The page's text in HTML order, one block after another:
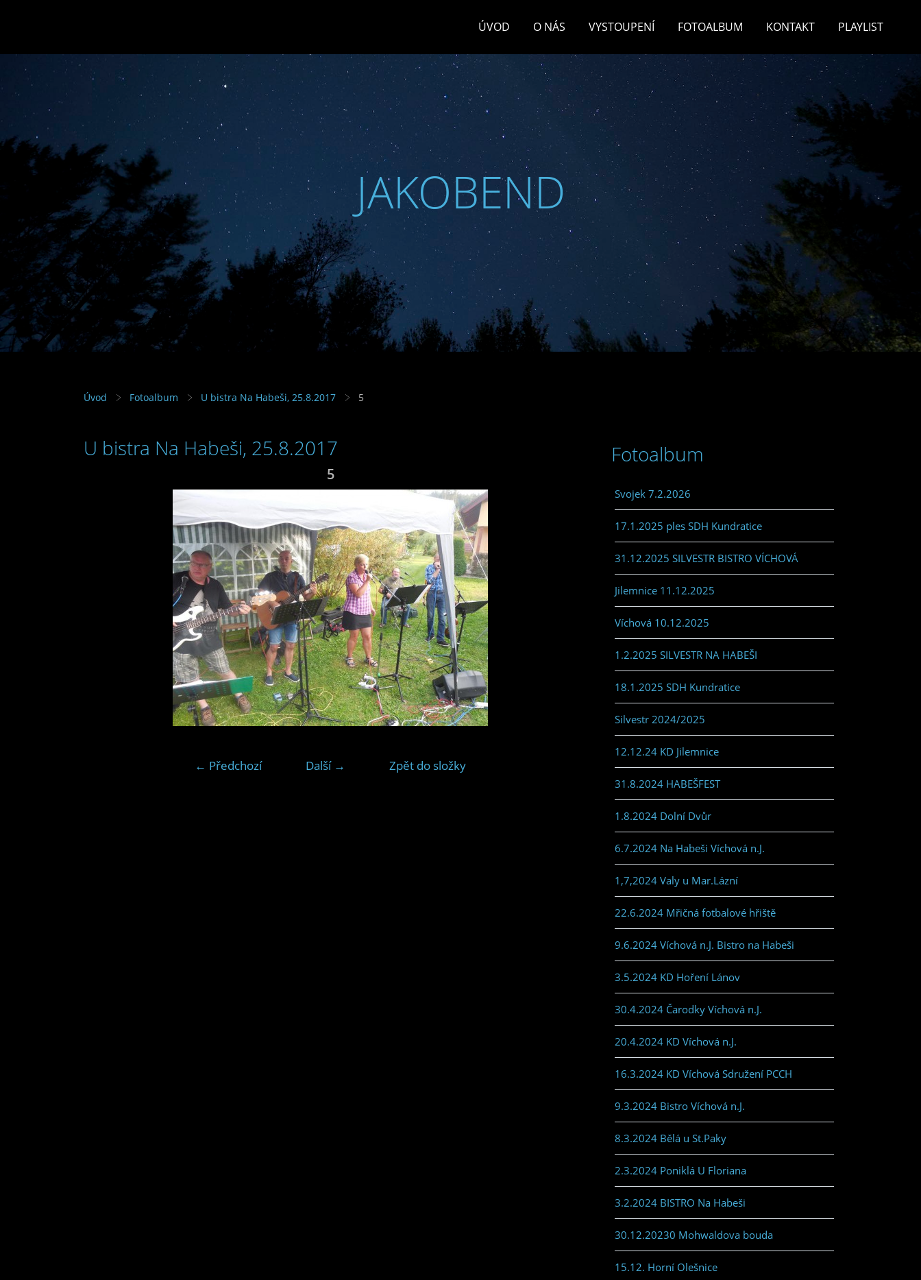
ÚVOD O NÁS VYSTOUPENÍ FOTOALBUM KONTAKT PLAYLIST
JAKOBEND
Úvod Fotoalbum U bistra Na Habeši, 25.8.2017 5
U bistra Na Habeši, 25.8.2017
5
← Předchozí Další → Zpět do složky
Fotoalbum
Svojek 7.2.2026
17.1.2025 ples SDH Kundratice
31.12.2025 SILVESTR BISTRO VÍCHOVÁ
Jilemnice 11.12.2025
Víchová 10.12.2025
1.2.2025 SILVESTR NA HABEŠI
18.1.2025 SDH Kundratice
Silvestr 2024/2025
12.12.24 KD Jilemnice
31.8.2024 HABEŠFEST
1.8.2024 Dolní Dvůr
6.7.2024 Na Habeši Víchová n.J.
1,7,2024 Valy u Mar.Lázní
22.6.2024 Mřičná fotbalové hřiště
9.6.2024 Víchová n.J. Bistro na Habeši
3.5.2024 KD Hoření Lánov
30.4.2024 Čarodky Víchová n.J.
20.4.2024 KD Víchová n.J.
16.3.2024 KD Víchová Sdružení PCCH
9.3.2024 Bistro Víchová n.J.
8.3.2024 Bělá u St.Paky
2.3.2024 Poniklá U Floriana
3.2.2024 BISTRO Na Habeši
30.12.20230 Mohwaldova bouda
15.12. Horní Olešnice